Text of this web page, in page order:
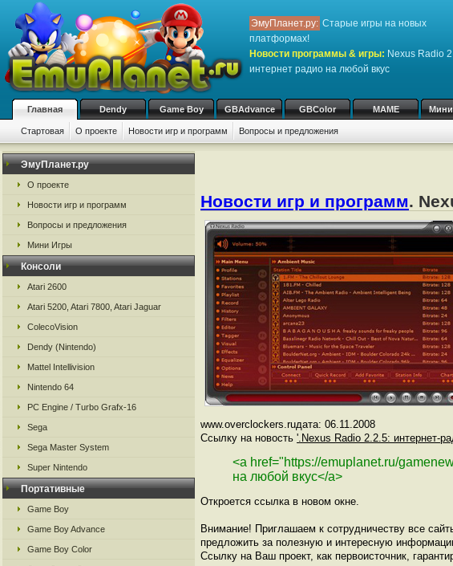
ЭмуПланет.ру: Старые игры на новых
платформах!
Новости программы & игры: Nexus Radio
интернет радио на любой вкус
Главная Dendy Game Boy GBAdvance GBColor MAME
Стартовая О проекте Новости игр и программ Вопросы и предложения
ЭмуПланет.ру
О проекте
Новости игр и программ
Вопросы и предложения
Мини Игры
Консоли
Atari 2600
Atari 5200, Atari 7800, Atari Jaguar
ColecoVision
Dendy (Nintendo)
Mattel Intellivision
Nintendo 64
PC Engine / Turbo Grafx-16
Sega
Sega Master System
Super Nintendo
Портативные
Game Boy
Game Boy Advance
Game Boy Color
Новости игр и программ.
www.overclockers.ruдата: 06.11.2008
Ссылку на новость '.Nexus Radio 2.2.5: интернет-
<a href="https://emuplanet.ru/
на любой вкус</a>
Откроется ссылка в новом окне.
Внимание! Приглашаем к сотрудничеству все
предложить за полезную и интересную
Ссылку на Ваш проект, как первоисточник,